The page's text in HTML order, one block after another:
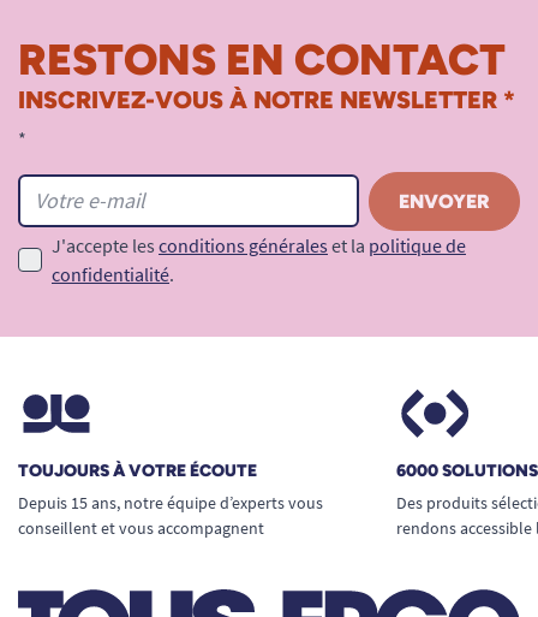
RESTONS EN CONTACT
INSCRIVEZ-VOUS À NOTRE NEWSLETTER *
*
J'accepte les conditions générales et la politique de
confidentialité.
TOUJOURS À VOTRE ÉCOUTE
Depuis 15 ans, notre équipe d’experts vous
conseillent et vous accompagnent
6000
Des produits
rendons